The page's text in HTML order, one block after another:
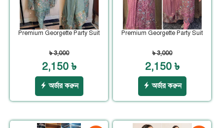
Premium Georgette Party Suit
৳ 3,000
2,150 ৳
অর্ডার করুন
Premium Georgette Party Suit
৳ 3,000
2,150 ৳
অর্ডার করুন